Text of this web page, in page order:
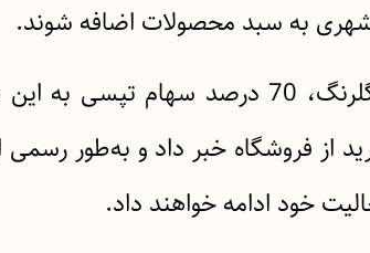
به سبد محصولات اضافه شوند.
فروشگاه خبر داد و به‌طور رسمی
خود ادامه خواهند داد.